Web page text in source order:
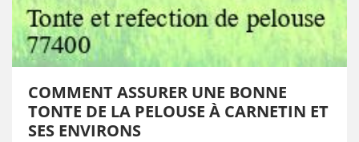
COMMENT ASSURER UNE BONNE
TONTE DE LA PELOUSE À CARNETIN ET
SES ENVIRONS